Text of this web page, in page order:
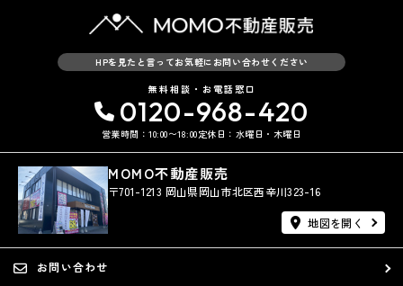
HPを見たと言ってお気軽にお問い合わせください
無料相談・お電話窓口
0120-968-420
営業時間：10:00〜18:00定休日：水曜日・木曜日
MOMO不動産販売
〒701-1213 岡山県岡山市北区西辛川323-16
地図を開く
お問い合わせ